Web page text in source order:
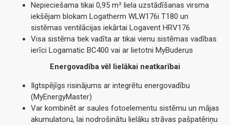
Nepieciešama tikai 0,95 m² liela uzstādīšanas virsma
iekšējam blokam Logatherm WLW176i T180 un
sistēmas ventilācijas iekārtai Logavent HRV176
Visa sistēma tiek vadīta ar tikai vienu sistēmas vadības
ierīci Logamatic BC400 vai ar lietotni MyBuderus
Energovadība vēl lielākai neatkarībai
Ilgtspējīgs risinājums ar integrētu energovadību
(MyEnergyMaster)
Var kombinēt ar saules fotoelementu sistēmu un mājas
akumulatoru, lai nodrošinātu lielāku strāvas pašpatēriņu